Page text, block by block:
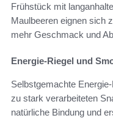
Frühstück mit
Maulbeeren eignen sich
mehr Geschmack und
Energie-Riegel und
Selbstgemachte
zu stark verarbeiteten
natürliche Bindung und